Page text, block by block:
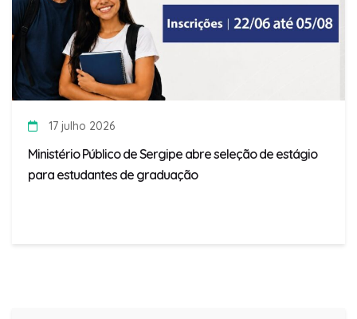
17 julho 2026
Ministério Público de Sergipe abre seleção de estágio
para estudantes de graduação